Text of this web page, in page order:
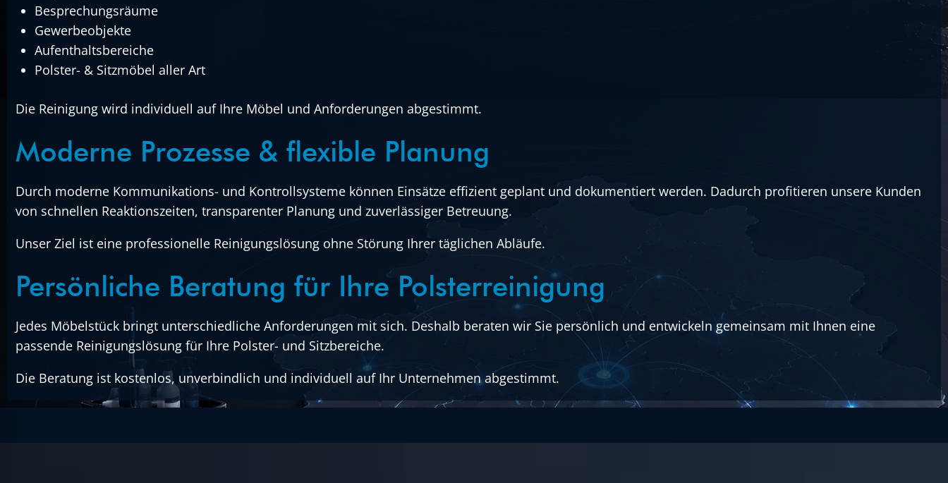
Besprechungsräume
Gewerbeobjekte
Aufenthaltsbereiche
Polster- & Sitzmöbel aller Art
Die Reinigung wird individuell auf Ihre Möbel und Anforderungen abgestimmt.
Moderne Prozesse & flexible Planung
Durch moderne Kommunikations- und Kontrollsysteme können Einsätze effizient geplant und dokumentiert werden. Dadurch profitieren unsere Kunden
von schnellen Reaktionszeiten, transparenter Planung und zuverlässiger Betreuung.
Unser Ziel ist eine professionelle Reinigungslösung ohne Störung Ihrer täglichen Abläufe.
Persönliche Beratung für Ihre Polsterreinigung
Jedes Möbelstück bringt unterschiedliche Anforderungen mit sich. Deshalb beraten wir Sie persönlich und entwickeln gemeinsam mit Ihnen eine
passende Reinigungslösung für Ihre Polster- und Sitzbereiche.
Die Beratung ist kostenlos, unverbindlich und individuell auf Ihr Unternehmen abgestimmt.